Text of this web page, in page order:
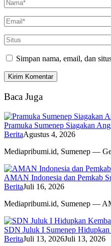
Simpan nama, email, dan
Baca Juga
Pramuka Sumenep Siagakan
BeritaAgustus 4, 2026
Mediapribumi.id, Sumenep —
AMAN Indonesia dan Pemkab
BeritaJuli 16, 2026
Mediapribumi.id, Sumenep —
SDN Juluk I Sumenep
BeritaJuli 13, 2026Juli 13, 2026